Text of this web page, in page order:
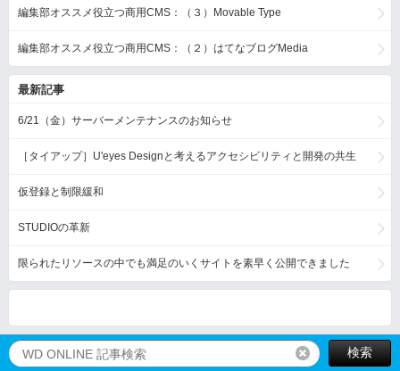
編集部オススメ役立つ商用CMS：（３）Movable Type
編集部オススメ役立つ商用CMS：（２）はてなブログMedia
最新記事
6/21（金）サーバーメンテナンスのお知らせ
［タイアップ］U'eyes Designと考えるアクセシビリティと開発の共生
仮登録と制限緩和
STUDIOの革新
限られたリソースの中でも満足のいくサイトを素早く公開できました
リセット検索